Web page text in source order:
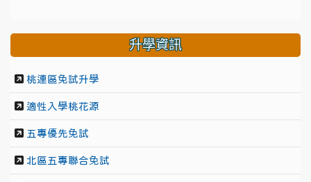
升學資訊
桃連區免試升學
適性入學桃花源
五專優先免試
北區五專聯合免試